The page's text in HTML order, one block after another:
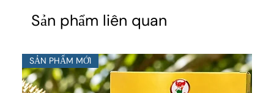
Sản phẩm liên quan
SẢN PHẨM MỚI